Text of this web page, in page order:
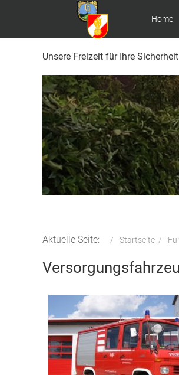
Home
Unsere Freizeit für Ihre
Aktuelle Seite: Startseite